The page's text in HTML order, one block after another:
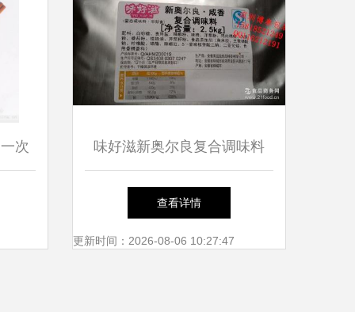
次
用
味好滋新奥尔良复合调味料
微辣烤鸡新体验与香酱饼的完
美融合
查看详情
更新时间：2026-08-06 10:27:47